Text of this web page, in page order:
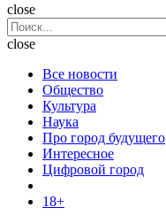
Поиск
close
Search
for:
close
Все новости
Общество
Культура
Наука
Про город будущего
Интересное
Цифровой город
18+